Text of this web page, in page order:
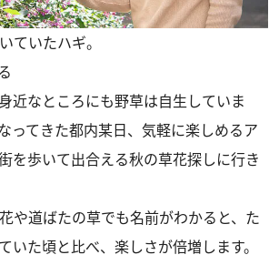
ていたハギ。
近なところにも野草は自生していま
ってきた都内某日、気軽に楽しめるア
を歩いて出合える秋の草花探しに行き
や道ばたの草でも名前がわかると、た
いた頃と比べ、楽しさが倍増します。